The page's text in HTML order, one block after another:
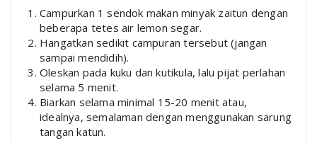
Campurkan 1 sendok makan minyak zaitun dengan
beberapa tetes air lemon segar.
Hangatkan sedikit campuran tersebut (jangan
sampai mendidih).
Oleskan pada kuku dan kutikula, lalu pijat perlahan
selama 5 menit.
Biarkan selama minimal 15-20 menit atau,
idealnya, semalaman dengan menggunakan sarung
tangan katun.